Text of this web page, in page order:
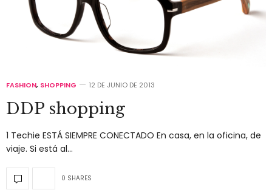
FASHION, SHOPPING 12 DE JUNIO DE 2013
DDP shopping
1 Techie ESTÁ SIEMPRE CONECTADO En casa, en la oficina, de
viaje. Si está al…
0 SHARES